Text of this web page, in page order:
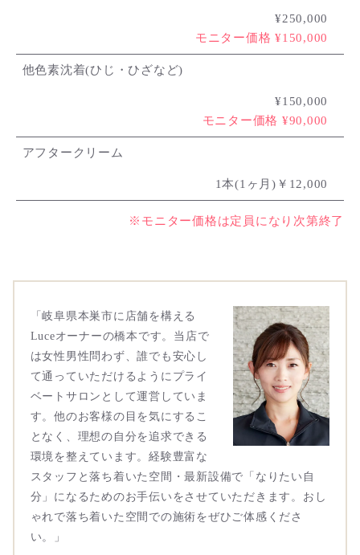
¥250,000
モニター価格 ¥150,000
他色素沈着(ひじ・ひざなど)
¥150,000
モニター価格 ¥90,000
アフタークリーム
1本(1ヶ月)￥12,000
※モニター価格は定員になり次第終了
「岐阜県本巣市に店舗を構える
Luceオーナーの橋本です。当店で
は女性男性問わず、誰でも安心し
て通っていただけるようにプライ
ベートサロンとして運営していま
す。他のお客様の目を気にするこ
となく、理想の自分を追求できる
環境を整えています。経験豊富な
スタッフと落ち着いた空間・最新設備で「なりたい自
分」になるためのお手伝いをさせていただきます。おし
ゃれで落ち着いた空間での施術をぜひご体感くださ
い。」